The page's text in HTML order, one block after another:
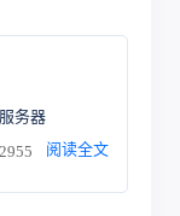
务器
阅读全文